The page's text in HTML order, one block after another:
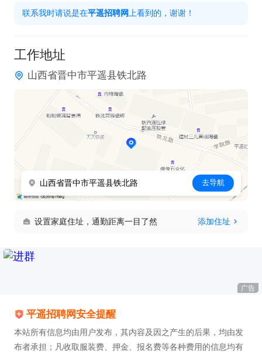
联系我时请说是在平遥招聘网 上看到的，谢谢！
工作地址
山西省晋中市平遥县铁北路
山西省晋中市平遥县铁北路 去导航
设置家庭住址，通勤距离一目了然 添加住址
广告
平遥招聘网安全提醒
本站所有信息均由用户发布，其内容及因之产生的后果，均由发
布者承担；凡收取服装费、押金、报名费等各种费用的信息均有